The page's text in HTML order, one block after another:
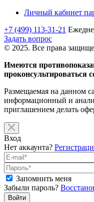
Личный кабинет
+7 (499) 113-31-21
Задать вопрос
© 2025. Все права
Имеются
проконсультироваться
Размещаемая на данном
информационный и
приглашением делать
Вход
Нет аккаунта?
Запомнить меня
Забыли пароль?
Войти